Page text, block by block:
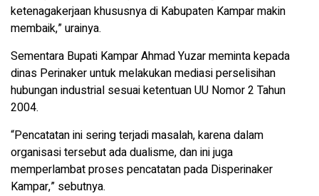
ketenagakerjaan khususnya di Kabupaten Kampar makin
membaik,” urainya.
Sementara Bupati Kampar Ahmad Yuzar meminta kepada
dinas Perinaker untuk melakukan mediasi perselisihan
hubungan industrial sesuai ketentuan UU Nomor 2 Tahun
2004.
“Pencatatan ini sering terjadi masalah, karena dalam
organisasi tersebut ada dualisme, dan ini juga
memperlambat proses pencatatan pada Disperinaker
Kampar,” sebutnya.